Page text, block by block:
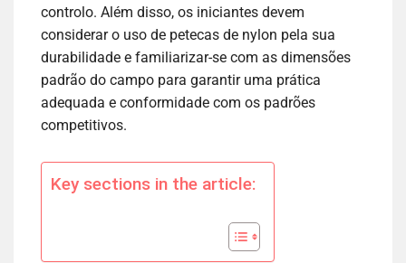
controlo. Além disso, os iniciantes devem
considerar o uso de petecas de nylon pela sua
durabilidade e familiarizar-se com as dimensões
padrão do campo para garantir uma prática
adequada e conformidade com os padrões
competitivos.
Key sections in the article: